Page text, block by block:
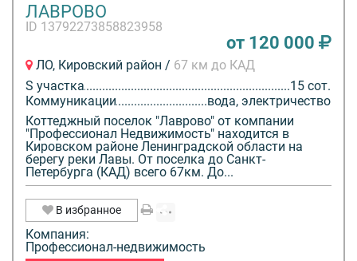
ЛАВРОВО
ID 13792273858823958
от 120 000
ЛО, Кировский район / 67 км до КАД
S участка
15 сот.
Коммуникации
вода, электричество
Коттеджный поселок "Лаврово" от компании
"Профессионал Недвижимость" находится в
Кировском районе Ленинградской области на
берегу реки Лавы. От поселка до Санкт-
Петербурга (КАД) всего 67км. До...
В избранное
Компания:
Профессионал-недвижимость